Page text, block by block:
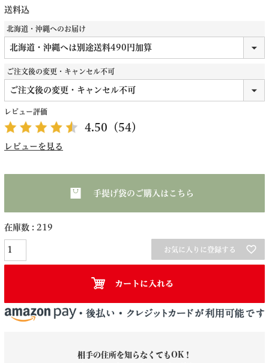
送料込
北海道・沖縄へのお届け
ご注文後の変更・キャンセル不可
レビュー評価
4.50 （54）
レビューを見る
手提げ袋のご購入はこちら
在庫数 219
お気に入りに登録する
カートに入れる
相手の住所を知らなくてもOK！